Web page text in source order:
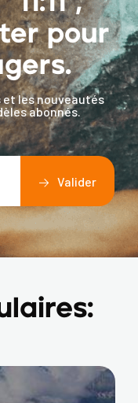
pour
et les nouveautés
abonnés.